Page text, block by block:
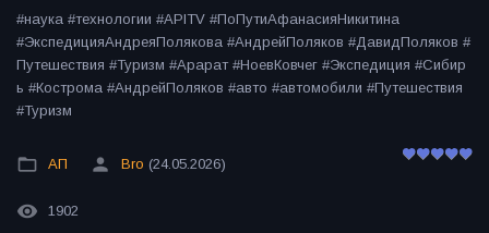
#наука #технологии #APITV #ПоПутиАфанасияНикитина
#ЭкспедицияАндреяПолякова #АндрейПоляков #ДавидПоляков #
Путешествия #Туризм #Арарат #НоевКовчег #Экспедиция #Сибир
ь #Кострома #АндрейПоляков #авто #автомобили #Путешествия
#Туризм
АП Bro (24.05.2026)
1902